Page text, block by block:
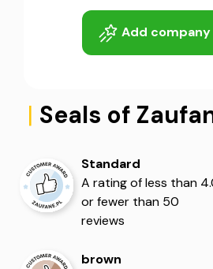
5
Add
| Seals of
Standard
A rating of less than
or fewer than 50
reviews
brown